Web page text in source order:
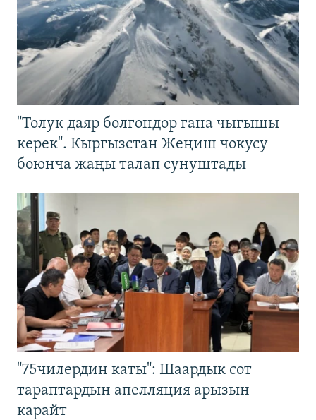
"Толук даяр болгондор гана чыгышы
керек". Кыргызстан Жеңиш чокусу
боюнча жаңы талап сунуштады
"75чилердин каты": Шаардык сот
тараптардын апелляция арызын
карайт